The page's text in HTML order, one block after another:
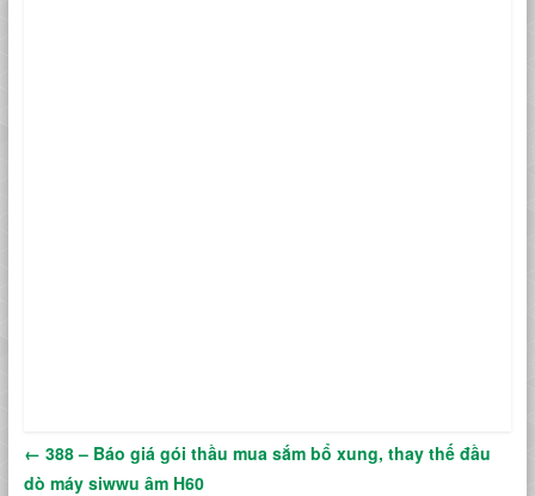
← 388 – Báo giá gói thầu mua sắm bổ xung, thay thế đầu
dò máy siwwu âm H60